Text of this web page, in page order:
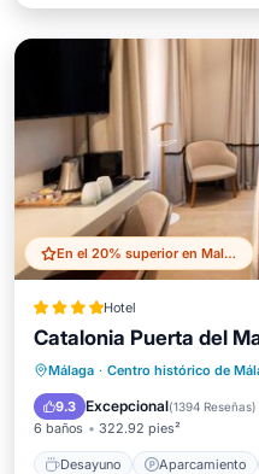
En el 20% superior en Malaga Historic Centre
Hotel
Catalonia Puerta del
Málaga · Centro histórico de
9.3 Excepcional(1394 Reseñas)
6 baños 322.92 pies²
Desayuno Aparcamiento
Desayuno
Aire acondicionado